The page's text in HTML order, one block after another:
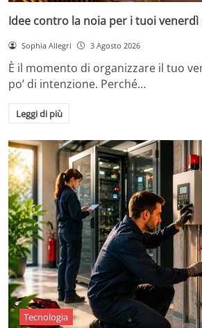
Idee contro la noia per i tuoi venerdì
Sophia Allegri 3 Agosto 2026
È il momento di organizzare il tuo
po’ di intenzione. Perché…
Leggi di più
Tecnologia